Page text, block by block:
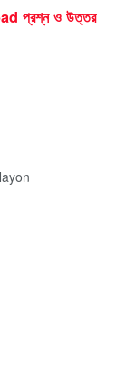
প্রশ্ন ও উত্তর